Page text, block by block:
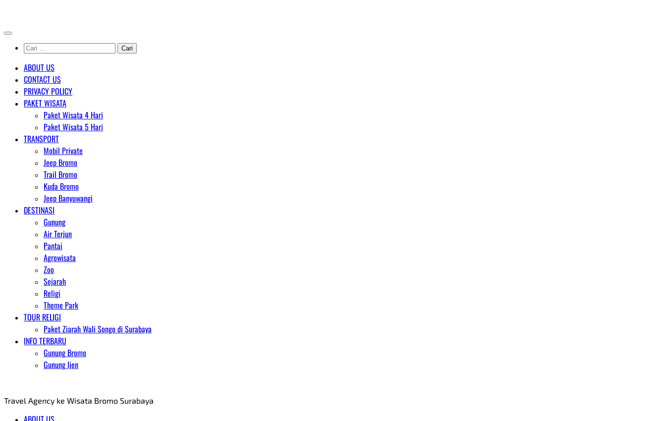
content
Cari
untuk:
ABOUT US
CONTACT US
PRIVACY POLICY
PAKET WISATA
Paket Wisata 4 Hari
Paket Wisata 5 Hari
TRANSPORT
Mobil Private
Jeep Bromo
Trail Bromo
Kuda Bromo
Jeep Banyuwangi
DESTINASI
Gunung
Air Terjun
Pantai
Agrowisata
Zoo
Sejarah
Religi
Theme Park
TOUR RELIGI
Paket Ziarah Wali Songo di Surabaya
INFO TERBARU
Gunung Bromo
Gunung Ijen
Travel Agency ke Wisata Bromo Surabaya